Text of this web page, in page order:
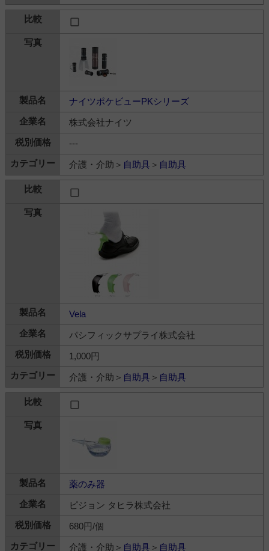
ナイツポケビューPKシリーズ
株式会社ナイツ
---
介護・介助＞ 自助具＞ 自助具
Vela
パシフィックサプライ株式会社
1,000円
介護・介助＞ 自助具＞ 自助具
薬のみ器
ピジョン タヒラ株式会社
680円/個
介護・介助＞ 自助具＞ 自助具